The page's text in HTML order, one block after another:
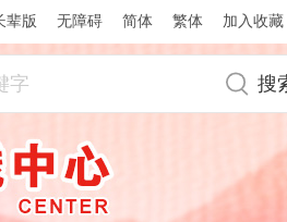
辈版 无障碍 简体 繁体 加入收藏